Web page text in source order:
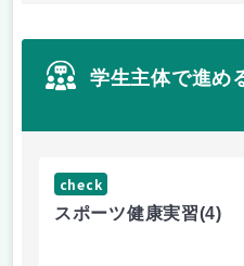
学生主体で進め
check
スポーツ健康実習(4)